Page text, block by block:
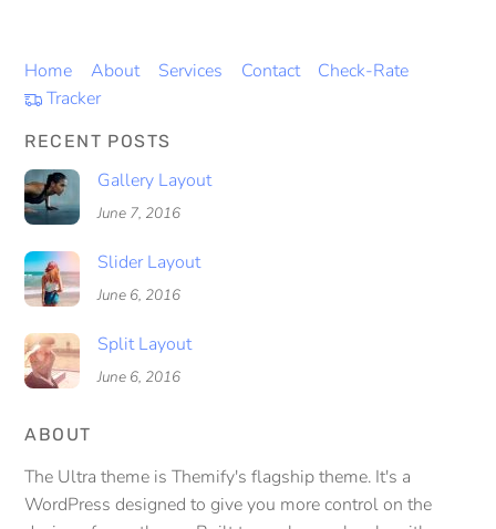
Home About Services Contact
Check-Rate
Tracker
RECENT POSTS
Gallery Layout
June 7, 2016
Slider Layout
June 6, 2016
Split Layout
June 6, 2016
ABOUT
The Ultra theme is Themify's flagship theme. It's a
WordPress designed to give you more control on the